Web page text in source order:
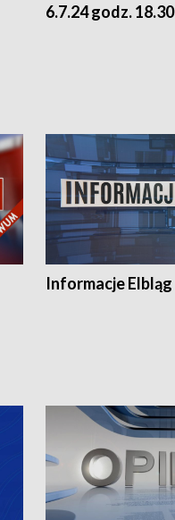
6.7.24 godz. 18.30
Informacje Elbląg